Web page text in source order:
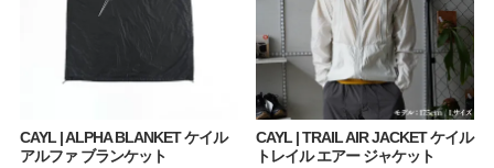
CAYL | ALPHA BLANKET ケイル
アルファ ブランケット
CAYL | TRAIL AIR JACKET ケイル
トレイル エアー ジャケット